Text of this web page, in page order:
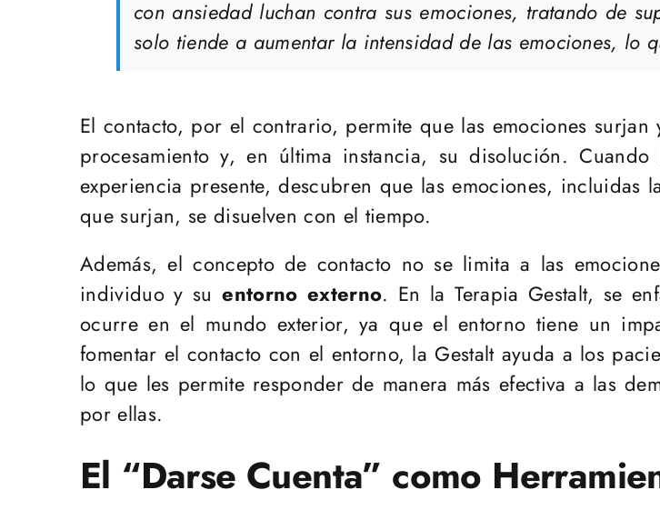
con ansiedad luchan contra sus emociones, tratando de
solo tiende a aumentar la intensidad de las emociones, lo
El contacto, por el contrario, permite que las emociones
procesamiento y, en última instancia, su disolución.
experiencia presente, descubren que las emociones, incluidas
que surjan, se disuelven con el tiempo.
Además, el concepto de contacto no se limita a las
individuo y suentorno externo. En la Terapia Gestalt, se
ocurre en el mundo exterior, ya que el entorno tiene un
fomentar el contacto con el entorno, la Gestalt ayuda a los
lo que les permite responder de manera más efectiva a las
por ellas.
El “Darse Cuenta” como